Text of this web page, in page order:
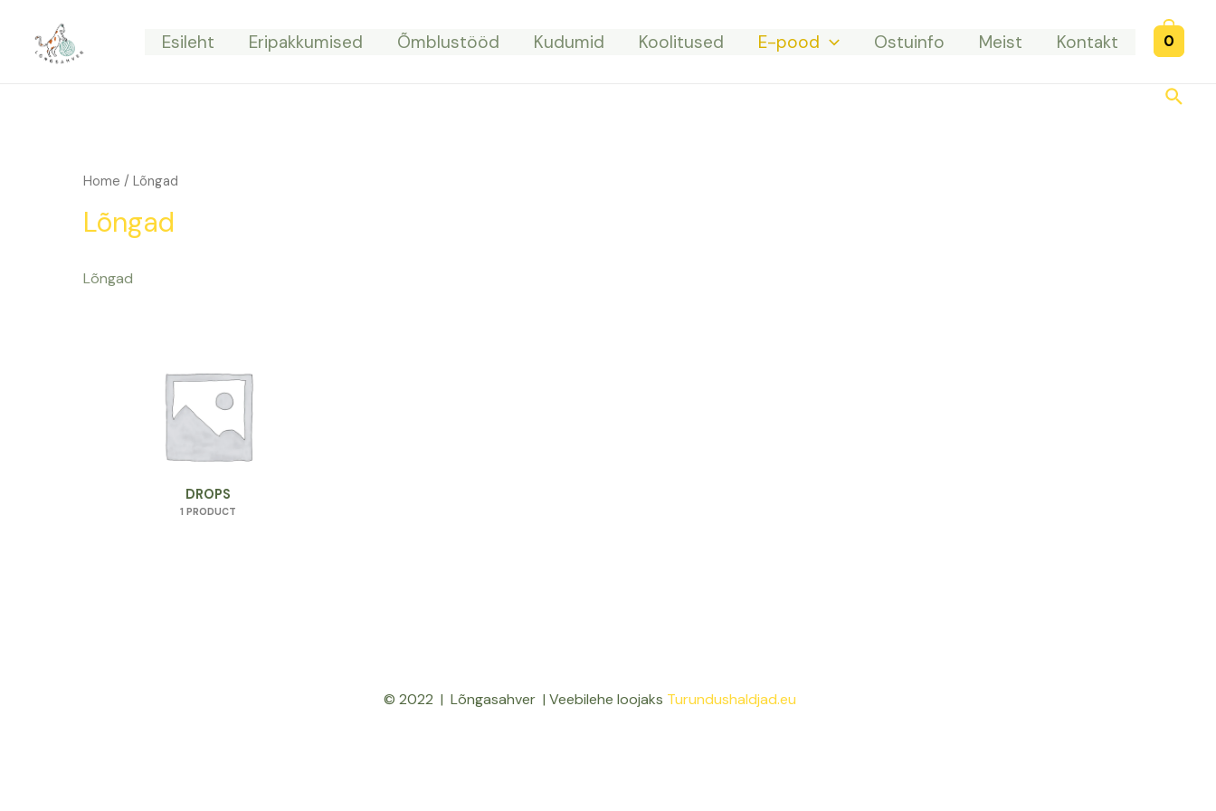
content
Esileht Eripakkumised Õmblustööd Kudumid Koolitused E-pood Ostuinfo Meist Kontakt 0
Home / Lõngad
Lõngad
Lõngad
DROPS
1 PRODUCT
© 2022 | Lõngasahver | Veebilehe loojaks Turundushaldjad.eu